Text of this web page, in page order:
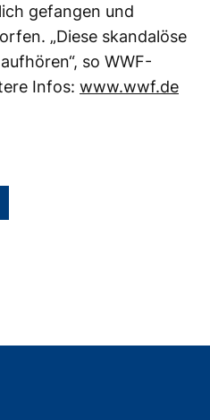
gefangen und
„Diese skandalöse
so WWF-
Infos: www.wwf.de